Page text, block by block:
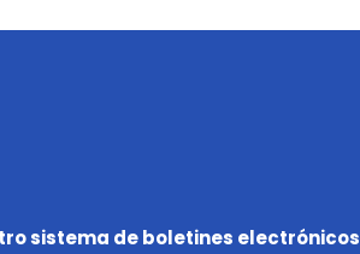
sistema de boletines electrónicos